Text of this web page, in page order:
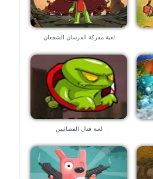
لعبة معركة الفرسان الشجعان
لعبة قتال الفضائيين